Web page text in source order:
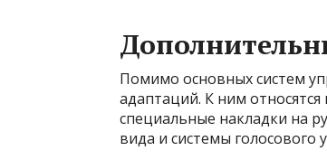
Помимо основных систем
адаптаций. К ним
специальные накладки на
вида и системы голосового